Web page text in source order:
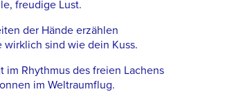
freudige Lust.
der Hände erzählen
wirklich sind wie dein Kuss.
im Rhythmus des freien Lachens
im Weltraumflug.